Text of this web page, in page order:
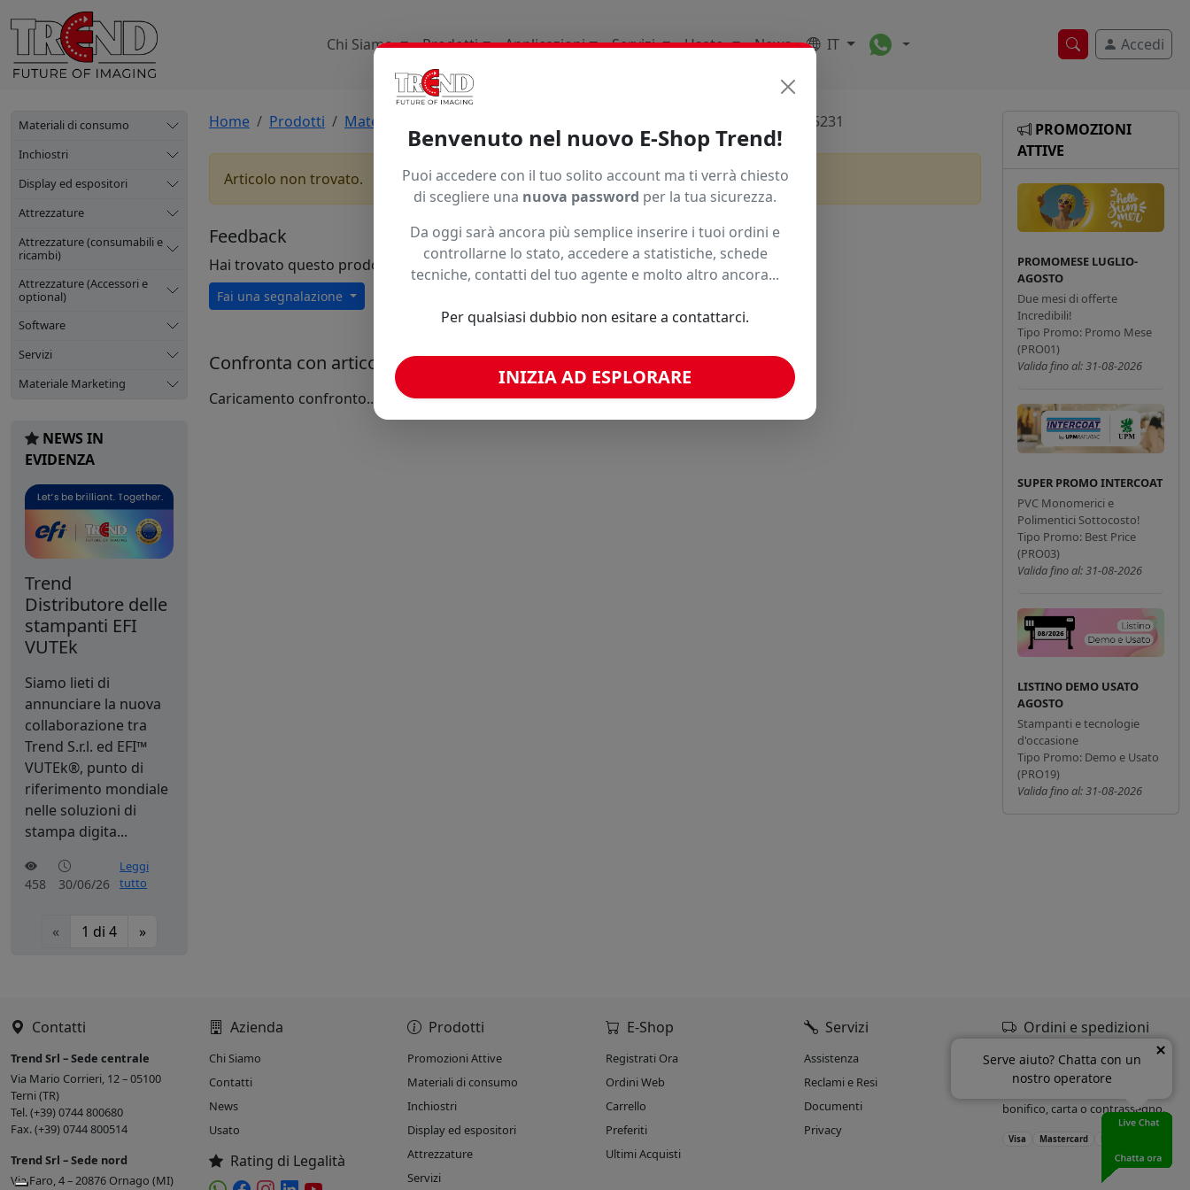
Ricerca veloce
Accedi
Chi Siamo Prodotti Applicazioni Servizi Usato News IT Toggle Dropdown
Materiali di consumo
Inchiostri
Display ed espositori
Attrezzature
Attrezzature (consumabili e
ricambi)
Attrezzature (Accessori e
optional)
Software
Servizi
Materiale Marketing
NEWS IN
EVIDENZA
Trend
Distributore delle
stampanti EFI
VUTEk
Siamo lieti di
annunciare la nuova
collaborazione tra
Trend S.r.l. ed EFI™
VUTEk®, punto di
riferimento mondiale
nelle soluzioni di
stampa digita...
458 30/06/26
Leggi
tutto
« 1 di 4 »
Home Prodotti Materiali Di Consumo Elt45xt15231
Articolo non trovato.
Feedback
Hai trovato questo prodotto ad un prezzo più basso?
Fai una segnalazione
Confronta con articoli simili
Caricamento confronto...
PROMOZIONI
ATTIVE
PROMOMESE LUGLIO-
AGOSTO
Due mesi di offerte
Incredibili!
Tipo Promo: Promo Mese
(PRO01)
Valida fino al: 31-08-2026
SUPER PROMO INTERCOAT
PVC Monomerici e
Polimentici Sottocosto!
Tipo Promo: Best Price
(PRO03)
Valida fino al: 31-08-2026
LISTINO DEMO USATO
AGOSTO
Stampanti e tecnologie
d'occasione
Tipo Promo: Demo e Usato
(PRO19)
Valida fino al: 31-08-2026
Contatti
Trend Srl – Sede centrale
Via Mario Corrieri, 12 – 05100
Terni (TR)
Tel. (+39) 0744 800680
Fax. (+39) 0744 800514
Trend Srl – Sede nord
Via Faro, 4 – 20876 Ornago (MI)
Azienda
Chi Siamo
Contatti
News
Usato
Rating di Legalità
Prodotti
Promozioni Attive
Materiali di consumo
Inchiostri
Display ed espositori
Attrezzature
Servizi
E-Shop
Registrati Ora
Ordini Web
Carrello
Preferiti
Ultimi Acquisti
Servizi
Assistenza
Reclami e Resi
Documenti
Privacy
Ordini e spedizioni
Oltre il 90% delle spedizioni
entro 24h dall’ordine.
bonifico, carta o contrassegno.
Visa Mastercard
Benvenuto nel nuovo E-Shop Trend!
Puoi accedere con il tuo solito account ma ti verrà chiesto
di scegliere una nuova password per la tua sicurezza.
Da oggi sarà ancora più semplice inserire i tuoi ordini e
controllarne lo stato, accedere a statistiche, schede
tecniche, contatti del tuo agente e molto altro ancora...
Per qualsiasi dubbio non esitare a contattarci.
INIZIA AD ESPLORARE
Serve aiuto? Chatta con un
nostro operatore